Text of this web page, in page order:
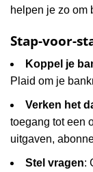
helpen je zo om
Stap-voor-
Koppel je
Plaid om je
Verken het
toegang tot een
uitgaven,
Stel vragen: